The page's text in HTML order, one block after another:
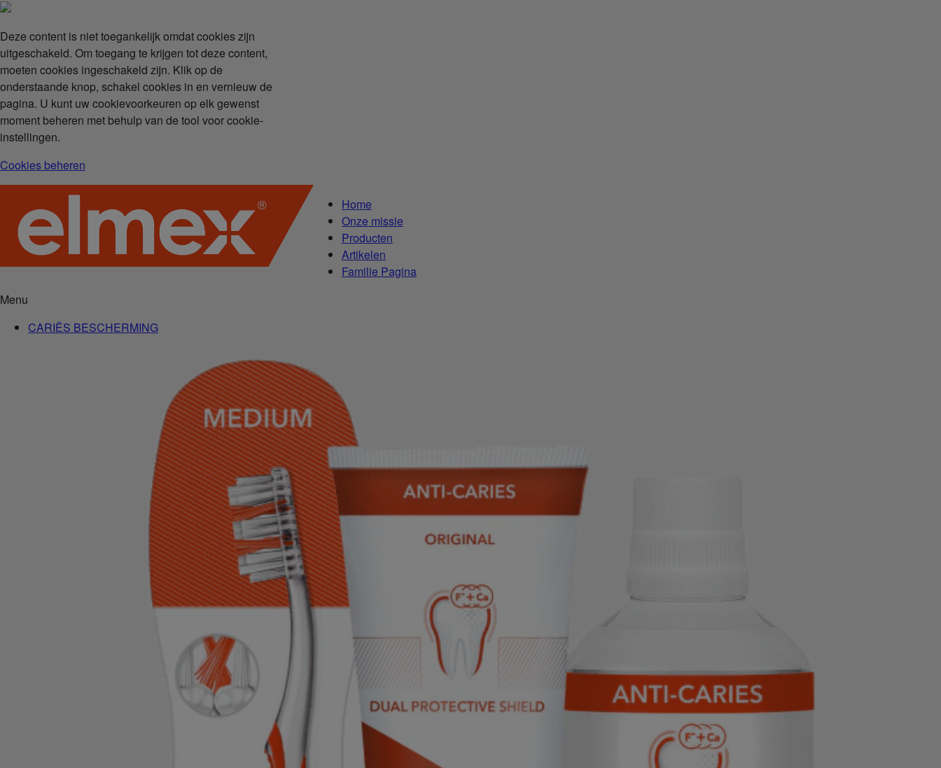
Deze content is niet toegankelijk omdat cookies zijn
uitgeschakeld. Om toegang te krijgen tot deze content,
moeten cookies ingeschakeld zijn. Klik op de
onderstaande knop, schakel cookies in en vernieuw de
pagina. U kunt uw cookievoorkeuren op elk gewenst
moment beheren met behulp van de tool voor cookie-
instellingen.
Cookies beheren
Home
Onze missie
Producten
Artikelen
Familie Pagina
Menu
CARIËS BESCHERMING